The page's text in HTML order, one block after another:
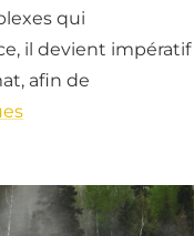
qui
il devient impératif
afin de